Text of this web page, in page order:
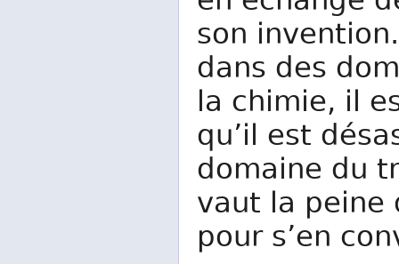
son
dans des
la chimie, il
qu’il est
domaine du
vaut la peine
pour s’en